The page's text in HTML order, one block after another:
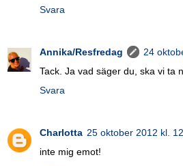
Svara
Annika/Resfredag
24
Tack. Ja vad säger du, ska vi ta
Svara
Charlotta 25 oktober 2012 kl.
inte mig emot!